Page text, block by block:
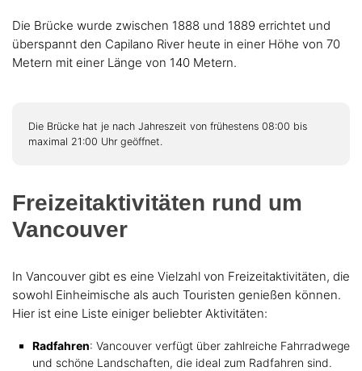
Die Brücke wurde zwischen 1888 und 1889 errichtet und
überspannt den Capilano River heute in einer Höhe von 70
Metern mit einer Länge von 140 Metern.
Die Brücke hat je nach Jahreszeit von frühestens 08:00 bis
maximal 21:00 Uhr geöffnet.
Freizeitaktivitäten rund um
Vancouver
In Vancouver gibt es eine Vielzahl von Freizeitaktivitäten, die
sowohl Einheimische als auch Touristen genießen können.
Hier ist eine Liste einiger beliebter Aktivitäten:
Radfahren: Vancouver verfügt über zahlreiche Fahrradwege
und schöne Landschaften, die ideal zum Radfahren sind.